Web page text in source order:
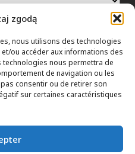
zgodą
nous utilisons des technologies
ou accéder aux informations des
technologies nous permettra de
de navigation ou les
consentir ou de retirer son
sur certaines caractéristiques